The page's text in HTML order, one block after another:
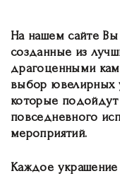
На нашем сайте Вы
созданные из
драгоценными
выбор ювелирных
которые
повседневного
мероприятий.
Каждое